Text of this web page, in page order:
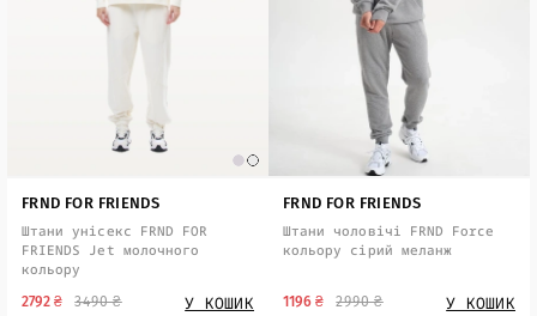
FRND FOR FRIENDS
Штани унісекс FRND FOR
FRIENDS Jet молочного
кольору
3490 ₴
2792 ₴ У КОШИК
FRND FOR FRIENDS
Штани чоловічі FRND Force
кольору сірий меланж
2990 ₴
1196 ₴ У КОШИК